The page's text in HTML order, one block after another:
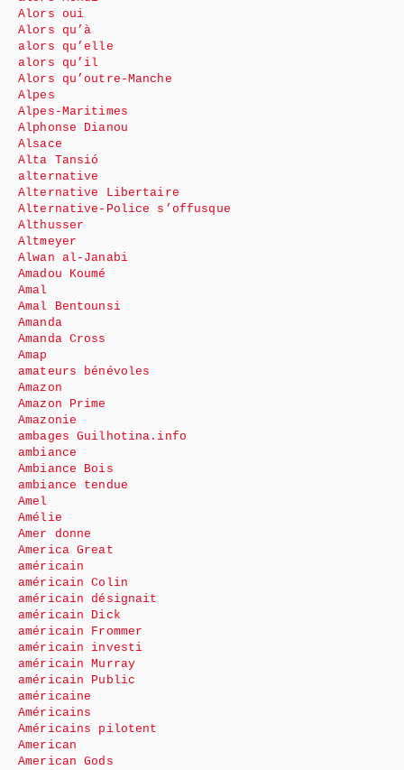
Alors oui
Alors qu’à
alors qu’elle
alors qu’il
Alors qu’outre-Manche
Alpes
Alpes-Maritimes
Alphonse Dianou
Alsace
Alta Tansió
alternative
Alternative Libertaire
Alternative-Police s’offusque
Althusser
Altmeyer
Alwan al-Janabi
Amadou Koumé
Amal
Amal Bentounsi
Amanda
Amanda Cross
Amap
amateurs bénévoles
Amazon
Amazon Prime
Amazonie
ambages Guilhotina.info
ambiance
Ambiance Bois
ambiance tendue
Amel
Amélie
Amer donne
America Great
américain
américain Colin
américain désignait
américain Dick
américain Frommer
américain investi
américain Murray
américain Public
américaine
Américains
Américains pilotent
American
American Gods